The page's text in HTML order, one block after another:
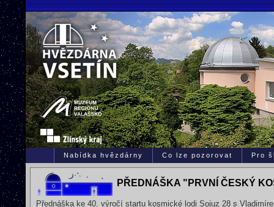
Nabídka hvězdárny Co lze pozorovat Pro
PŘEDNÁŠKA "PRVNÍ ČESKÝ
Přednáška ke 40. výročí startu kosmické lodi Sojuz 28 s